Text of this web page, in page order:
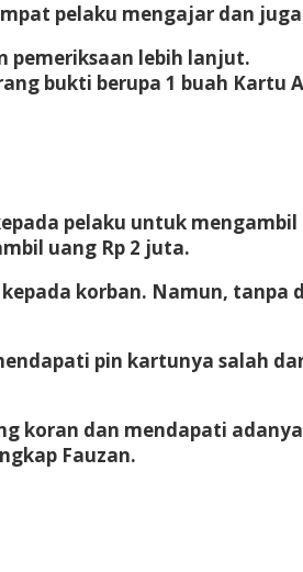
pelaku mengajar dan
pemeriksaan lebih lanjut.
bukti berupa 1 buah Kartu
pelaku untuk
uang Rp 2 juta.
korban. Namun,
pin kartunya salah
koran dan mendapati
Fauzan.